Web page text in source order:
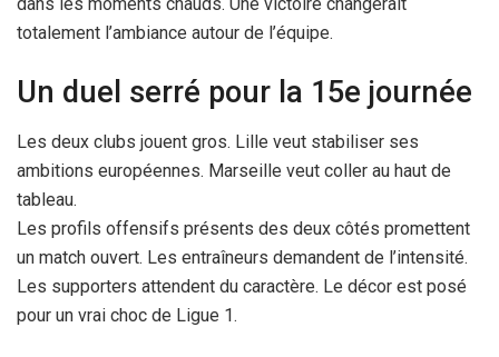
totalement l’ambiance autour de l’équipe.
Un duel serré pour la 15e journée
Les deux clubs jouent gros. Lille veut stabiliser ses
ambitions européennes. Marseille veut coller au haut de
tableau.
Les profils offensifs présents des deux côtés promettent
un match ouvert. Les entraîneurs demandent de l’intensité.
Les supporters attendent du caractère. Le décor est posé
pour un vrai choc de Ligue 1.